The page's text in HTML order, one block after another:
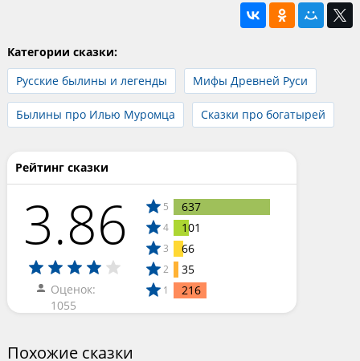
Категории сказки:
Русские былины и легенды
Мифы Древней Руси
Былины про Илью Муромца Сказки про богатырей
Рейтинг сказки
3.86
Оценок:
1055
5 637
4 101
3 66
2 35
1 216
Похожие сказки